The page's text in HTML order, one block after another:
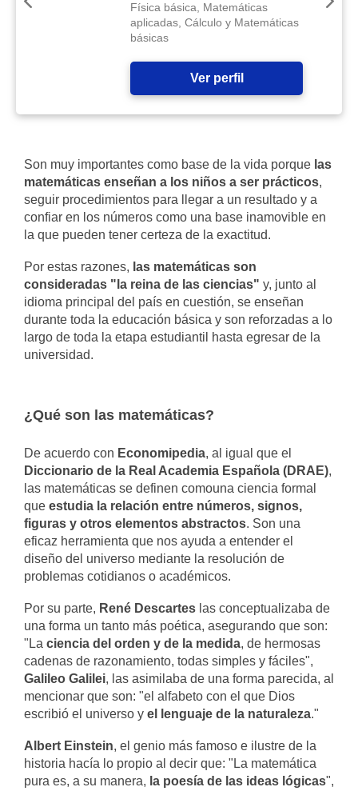
Física básica, Matemáticas
aplicadas, Cálculo y Matemáticas
básicas
Ver perfil
Son muy importantes como base de la vida porque las
matemáticas enseñan a los niños a ser prácticos,
seguir procedimientos para llegar a un resultado y a
confiar en los números como una base inamovible en
la que pueden tener certeza de la exactitud.
Por estas razones, las matemáticas son
consideradas "la reina de las ciencias" y, junto al
idioma principal del país en cuestión, se enseñan
durante toda la educación básica y son reforzadas a lo
largo de toda la etapa estudiantil hasta egresar de la
universidad.
¿Qué son las matemáticas?
De acuerdo con Economipedia, al igual que el
Diccionario de la Real Academia Española (DRAE),
las matemáticas se definen comouna ciencia formal
que estudia la relación entre números, signos,
figuras y otros elementos abstractos. Son una
eficaz herramienta que nos ayuda a entender el
diseño del universo mediante la resolución de
problemas cotidianos o académicos.
Por su parte, René Descartes las conceptualizaba de
una forma un tanto más poética, asegurando que son:
"La ciencia del orden y de la medida, de hermosas
cadenas de razonamiento, todas simples y fáciles",
Galileo Galilei, las asimilaba de una forma parecida, al
mencionar que son: "el alfabeto con el que Dios
escribió el universo y el lenguaje de la naturaleza."
Albert Einstein, el genio más famoso e ilustre de la
historia hacía lo propio al decir que: "La matemática
pura es, a su manera, la poesía de las ideas lógicas",